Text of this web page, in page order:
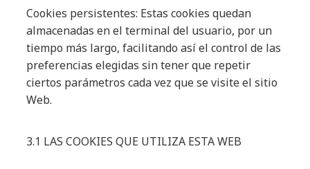
Cookies persistentes: Estas cookies quedan
almacenadas en el terminal del usuario, por un
tiempo más largo, facilitando así el control de las
preferencias elegidas sin tener que repetir
ciertos parámetros cada vez que se visite el sitio
Web.
3.1 LAS COOKIES QUE UTILIZA ESTA WEB